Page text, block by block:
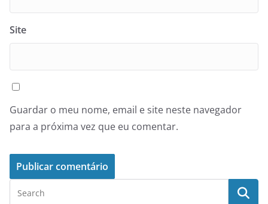
Site
Guardar o meu nome, email e site neste navegador
para a próxima vez que eu comentar.